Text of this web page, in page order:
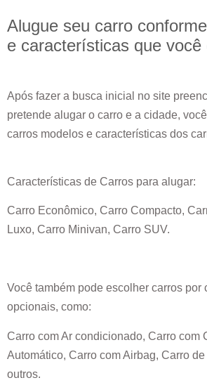
Alugue seu carro
e características que você
Após fazer a busca inicial no site
pretende alugar o carro e a cidade,
carros modelos e características dos
Características de Carros para alugar:
Carro Econômico, Carro Compacto,
Luxo, Carro Minivan, Carro SUV.
Você também pode escolher carros por
opcionais, como:
Carro com Ar condicionado, Carro com
Automático, Carro com Airbag, Carro
outros.